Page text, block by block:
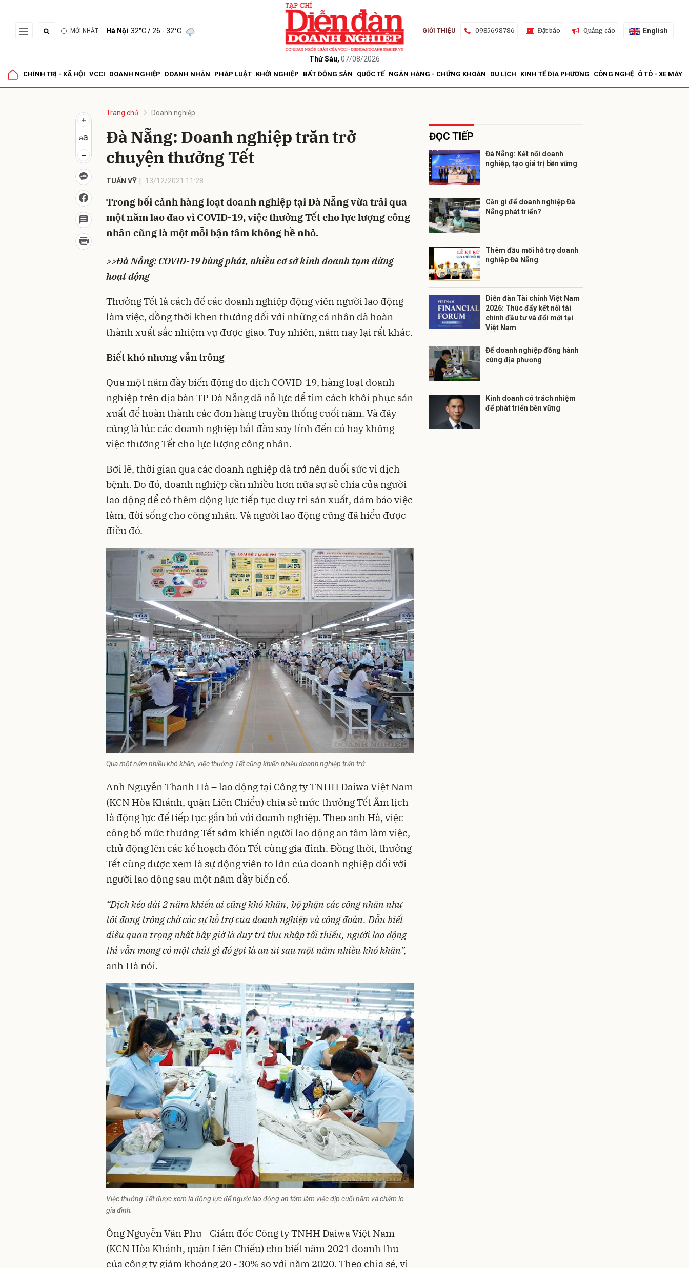
MỚI NHẤT Hà Nội 32°C/ 26 - 32°C
Thứ Sáu, 07/08/2026
GIỚI THIỆU 0985698786 Đặt báo Quảng cáo English
CHÍNH TRỊ - XÃ HỘI VCCI DOANH NGHIỆP DOANH NHÂN PHÁP LUẬT KHỞI NGHIỆP BẤT ĐỘNG SẢN QUỐC TẾ NGÂN HÀNG - CHỨNG KHOÁN DU LỊCH KINH TẾ ĐỊA PHƯƠNG CÔNG NGHỆ Ô TÔ - XE MÁY
Trang chủ Doanh nghiệp
Đà Nẵng: Doanh nghiệp trăn trở
chuyện thưởng Tết
TUẤN VỸ 13/12/2021 11:28
Trong bối cảnh hàng loạt doanh nghiệp tại Đà Nẵng vừa trải qua
một năm lao đao vì COVID-19, việc thưởng Tết cho lực lượng công
nhân cũng là một mỗi bận tâm không hề nhỏ.
>>Đà Nẵng: COVID-19 bùng phát, nhiều cơ sở kinh doanh tạm dừng
hoạt động
Thưởng Tết là cách để các doanh nghiệp động viên người lao động
làm việc, đồng thời khen thưởng đối với những cá nhân đã hoàn
thành xuất sắc nhiệm vụ được giao. Tuy nhiên, năm nay lại rất khác.
Biết khó nhưng vẫn trông
Qua một năm đầy biến động do dịch COVID-19, hàng loạt doanh
nghiệp trên địa bàn TP Đà Nẵng đã nỗ lực để tìm cách khôi phục sản
xuất để hoàn thành các đơn hàng truyền thống cuối năm. Và đây
cũng là lúc các doanh nghiệp bắt đầu suy tính đến có hay không
việc thưởng Tết cho lực lượng công nhân.
Bởi lẽ, thời gian qua các doanh nghiệp đã trở nên đuối sức vì dịch
bệnh. Do đó, doanh nghiệp cần nhiều hơn nữa sự sẻ chia của người
lao động để có thêm động lực tiếp tục duy trì sản xuất, đảm bảo việc
làm, đời sống cho công nhân. Và người lao động cũng đã hiểu được
điều đó.
Qua một năm nhiều khó khăn, việc thưởng Tết cũng khiến nhiều doanh nghiệp trăn trở.
Anh Nguyễn Thanh Hà – lao động tại Công ty TNHH Daiwa Việt Nam
(KCN Hòa Khánh, quận Liên Chiểu) chia sẻ mức thưởng Tết Âm lịch
là động lực để tiếp tục gắn bó với doanh nghiệp. Theo anh Hà, việc
công bố mức thưởng Tết sớm khiến người lao động an tâm làm việc,
chủ động lên các kế hoạch đón Tết cùng gia đình. Đồng thời, thưởng
Tết cũng được xem là sự động viên to lớn của doanh nghiệp đối với
người lao động sau một năm đầy biến cố.
“Dịch kéo dài 2 năm khiến ai cũng khó khăn, bộ phận các công nhân như
tôi đang trôngchờ các sự hỗ trợ của doanh nghiệp và công đoàn. Dẫu biết
điều quan trọng nhất bây giờ là duy trì thu nhập tối thiểu, người lao động
thì vẫn mong có một chút gì đó gọi là an ủi sau một năm nhiều khó khăn”,
anh Hà nói.
Việc thưởng Tết được xem là động lực để người lao động an tâm làm việc dịp cuối năm và chăm lo
gia đình.
Ông Nguyễn Văn Phu - Giám đốc Công ty TNHH Daiwa Việt Nam
(KCN Hòa Khánh, quận Liên Chiểu) cho biết năm 2021 doanh thu
của công ty giảm khoảng 20 - 30% so với năm 2020. Theo chia sẻ, vì
ĐỌC TIẾP
Đà Nẵng: Kết nối doanh
nghiệp, tạo giá trị bền vững
Cần gì để doanh nghiệp Đà
Nẵng phát triển?
Thêm đầu mối hỗ trợ doanh
nghiệp Đà Nẵng
Diễn đàn Tài chính Việt Nam
2026: Thúc đẩy kết nối tài
chính đầu tư và đổi mới tại
Việt Nam
Để doanh nghiệp đồng hành
cùng địa phương
Kinh doanh có trách nhiệm
để phát triển bền vững
Gửi